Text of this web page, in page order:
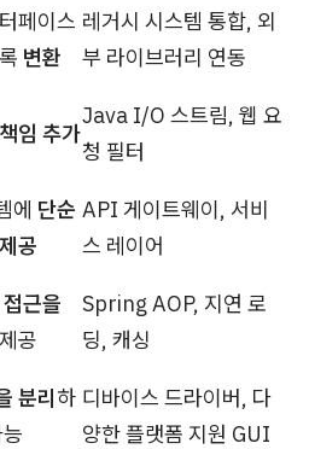
페이스
변환
레거시 시스템 통합, 외
부 라이브러리 연동
임 추가
Java I/O 스트림, 웹 요
청 필터
에 단순
공
API 게이트웨이, 서비
스 레이어
근을
제공
Spring AOP, 지연 로
딩, 캐싱
분리하 디바이스 드라이버, 다
양한 플랫폼 지원 GUI